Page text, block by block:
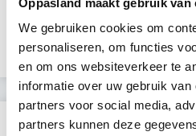
We gebruiken cookies om
personaliseren, om functies
en om ons websiteverkeer te
informatie over uw gebruik
partners voor social media,
partners kunnen deze
Lid sinds
Profiel bijgewerkt
Verificaties